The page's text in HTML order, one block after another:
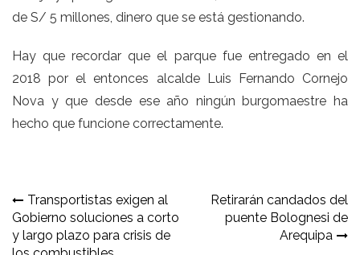
de S/ 5 millones, dinero que se está gestionando.
Hay que recordar que el parque fue entregado en el
2018 por el entonces alcalde Luis Fernando Cornejo
Nova y que desde ese año ningún burgomaestre ha
hecho que funcione correctamente.
Navegación
de
Transportistas exigen al
Gobierno soluciones a corto
y largo plazo para crisis de
Retirarán candados del
puente Bolognesi de
Arequipa